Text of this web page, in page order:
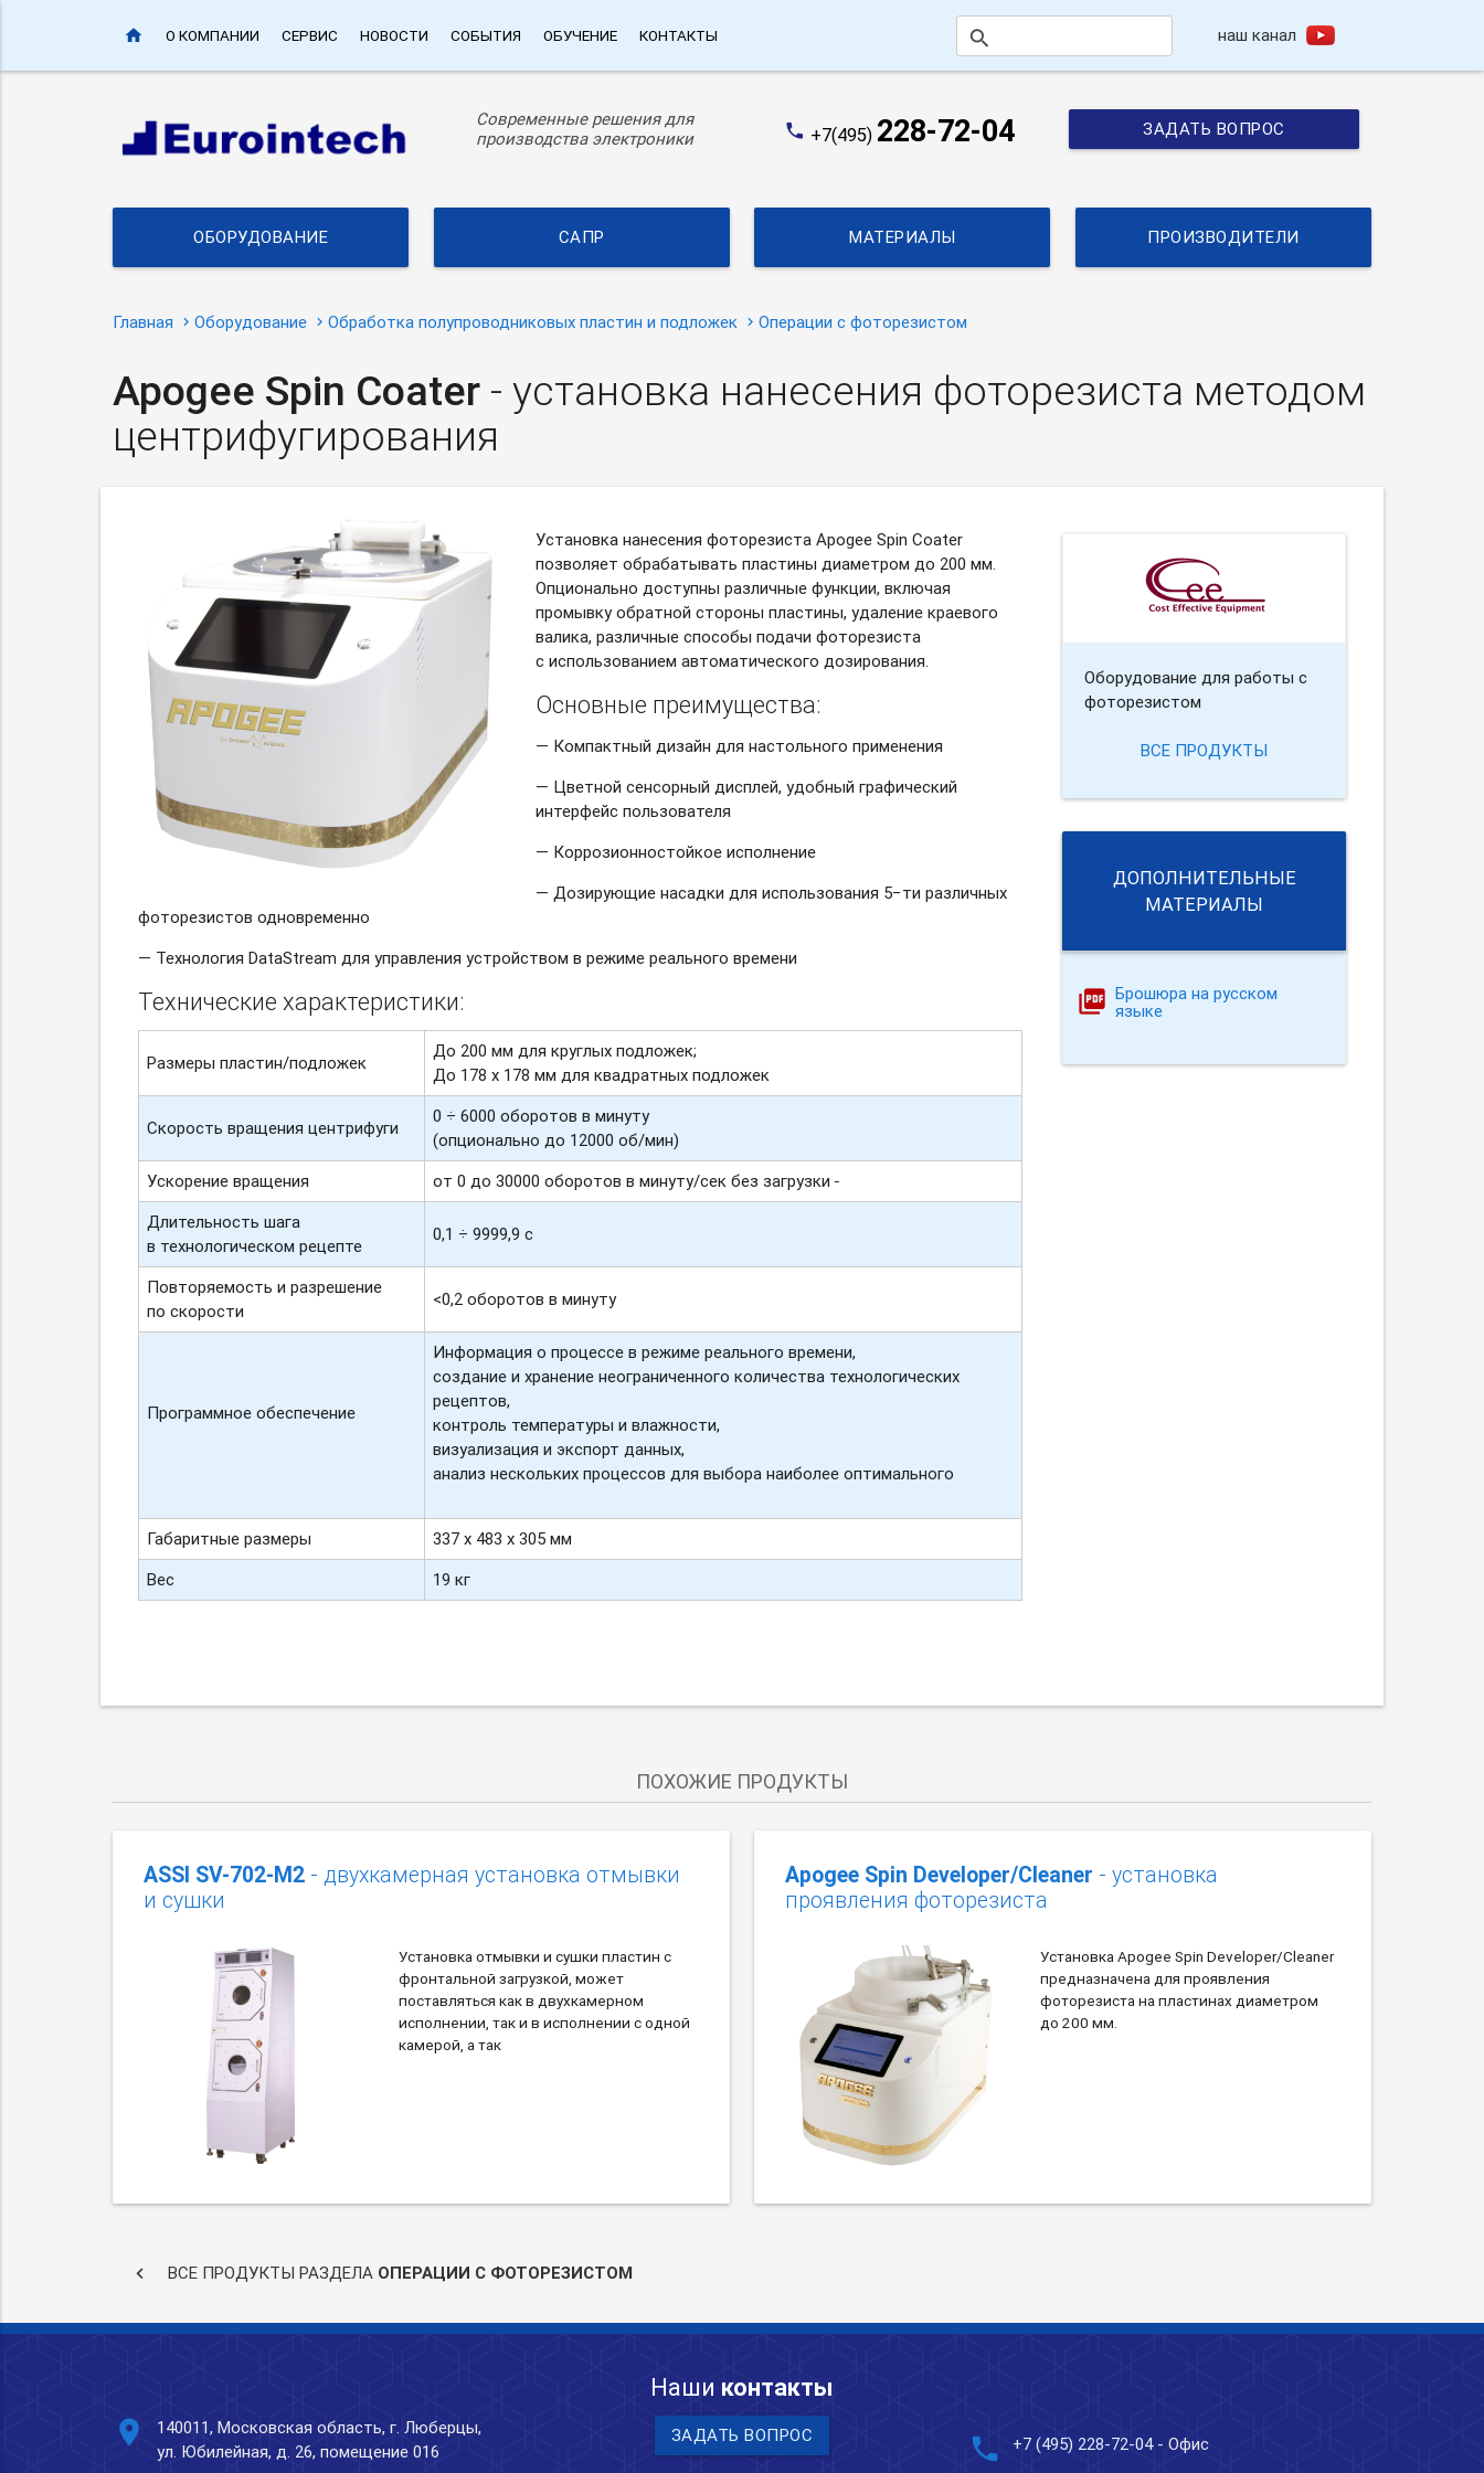
home О КОМПАНИИ СЕРВИС НОВОСТИ СОБЫТИЯ ОБУЧЕНИЕ КОНТАКТЫ search наш канал
Современные решения для
производства электроники
phone +7(495) 228-72-04 ЗАДАТЬ ВОПРОС
ОБОРУДОВАНИЕ САПР МАТЕРИАЛЫ ПРОИЗВОДИТЕЛИ
Главная Оборудование Обработка полупроводниковых пластин и подложек Операции с фоторезистом
Apogee Spin Coater - установка нанесения фоторезиста методом
центрифугирования
Установка нанесения фоторезиста Apogee Spin Coater
позволяет обрабатывать пластины диаметром до 200 мм.
Опционально доступны различные функции, включая
промывку обратной стороны пластины, удаление краевого
валика, различные способы подачи фоторезиста
с использованием автоматического дозирования.
Основные преимущества:
— Компактный дизайн для настольного применения
— Цветной сенсорный дисплей, удобный графический
интерфейс пользователя
— Коррозионностойкое исполнение
— Дозирующие насадки для использования 5−ти различных
фоторезистов одновременно
— Технология DataStream для управления устройством в режиме реального времени
Технические характеристики:
Размеры пластин/подложек
До 200 мм для круглых подложек;
До 178 х 178 мм для квадратных подложек
Скорость вращения центрифуги
0 ÷ 6000 оборотов в минуту
(опционально до 12000 об/мин)
Ускорение вращения
от 0 до 30000 оборотов в минуту/сек без загрузки
Длительность шага
в технологическом рецепте
0,1 ÷ 9999,9 с
Повторяемость и разрешение
по скорости
<0,2 оборотов в минуту
Программное обеспечение
Информация о процессе в режиме реального времени,
создание и хранение неограниченного количества технологических
рецептов,
контроль температуры и влажности,
визуализация и экспорт данных,
анализ нескольких процессов для выбора наиболее оптимального
Габаритные размеры
337 х 483 х 305 мм
Вес
19 кг
Оборудование для работы с
фоторезистом
ВСЕ ПРОДУКТЫ
ДОПОЛНИТЕЛЬНЫЕ
МАТЕРИАЛЫ
Брошюра на русском
языке
ПОХОЖИЕ ПРОДУКТЫ
ASSI SV-702-M2 - двухкамерная установка отмывки
и сушки
Установка отмывки и сушки пластин с
фронтальной загрузкой, может
поставляться как в двухкамерном
исполнении, так и в исполнении с одной
камерой, а так
Apogee Spin Developer/Cleaner - установка
проявления фоторезиста
Установка Apogee Spin Developer/Cleaner
предназначена для проявления
фоторезиста на пластинах диаметром
до 200 мм.
keyboard_arrow_left ВСЕ ПРОДУКТЫ РАЗДЕЛА ОПЕРАЦИИ С ФОТОРЕЗИСТОМ
Наши контакты
place
140011, Московская область, г. Люберцы,
ул. Юбилейная, д. 26, помещение 016
ЗАДАТЬ ВОПРОС phone +7 (495) 228-72-04- Офис